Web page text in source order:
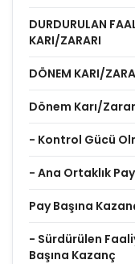
DURDURULAN
KARI/ZARARI
DÖNEM KARI/
Dönem Karı/
- Kontrol Gücü
- Ana Ortaklık
Pay Başına
- Sürdürülen
Başına Kazanç